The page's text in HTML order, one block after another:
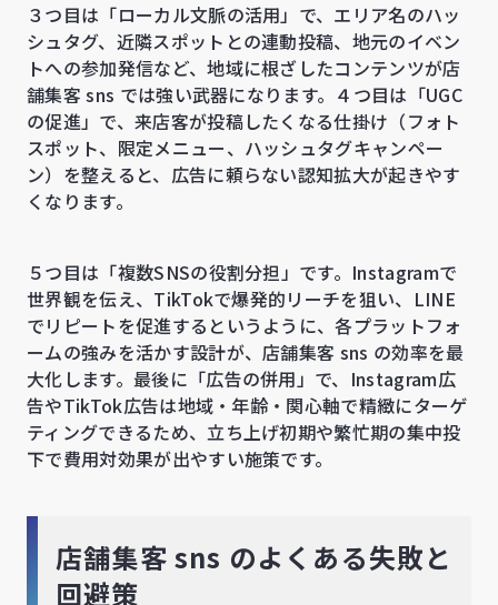
３つ目は「ローカル文脈の活用」で、エリア名のハッ
シュタグ、近隣スポットとの連動投稿、地元のイベン
トへの参加発信など、地域に根ざしたコンテンツが店
舗集客 sns では強い武器になります。４つ目は「UGC
の促進」で、来店客が投稿したくなる仕掛け（フォト
スポット、限定メニュー、ハッシュタグキャンペー
ン）を整えると、広告に頼らない認知拡大が起きやす
くなります。
５つ目は「複数SNSの役割分担」です。Instagramで
世界観を伝え、TikTokで爆発的リーチを狙い、LINE
でリピートを促進するというように、各プラットフォ
ームの強みを活かす設計が、店舗集客 sns の効率を最
大化します。最後に「広告の併用」で、Instagram広
告やTikTok広告は地域・年齢・関心軸で精緻にターゲ
ティングできるため、立ち上げ初期や繁忙期の集中投
下で費用対効果が出やすい施策です。
店舗集客 sns のよくある失敗と
回避策